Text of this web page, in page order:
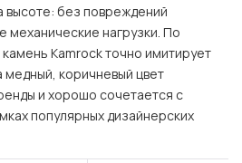
высоте: без повреждений
механические нагрузки. По
Kamrock точно имитирует
коричневый цвет
и хорошо сочетается с
популярных дизайнерских